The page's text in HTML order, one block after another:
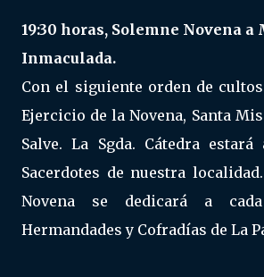
19:30 horas, Solemne Novena a
Inmaculada.
Con el siguiente orden de
Ejercicio de la Novena, Santa
Salve. La Sgda. Cátedra
Sacerdotes de nuestra
Novena se dedicará a
Hermandades y Cofradías de La